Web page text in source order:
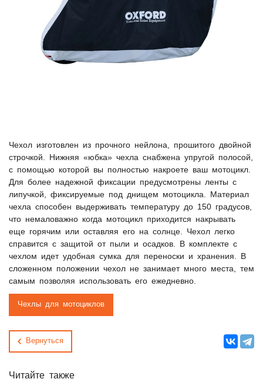
Чехол изготовлен из прочного нейлона, прошитого двойной
строчкой. Нижняя «юбка» чехла снабжена упругой полосой,
с помощью которой вы полностью накроете ваш мотоцикл.
Для более надежной фиксации предусмотрены ленты с
липучкой, фиксируемые под днищем мотоцикла. Материал
чехла способен выдерживать температуру до 150 градусов,
что немаловажно когда мотоцикл приходится накрывать
еще горячим или оставляя его на солнце. Чехол легко
справится с защитой от пыли и осадков. В комплекте с
чехлом идет удобная сумка для переноски и хранения. В
сложенном положении чехол не занимает много места, тем
самым позволяя использовать его ежедневно.
Чехлы для мотоциклов
Вернуться
Читайте также